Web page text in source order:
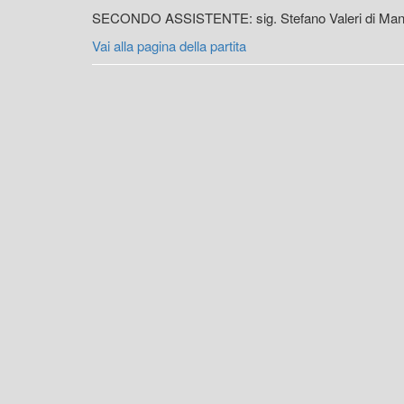
SECONDO ASSISTENTE: sig. Stefano Valeri di
Vai alla pagina della partita